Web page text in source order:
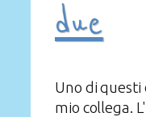
due
Uno di questi
mio collega.